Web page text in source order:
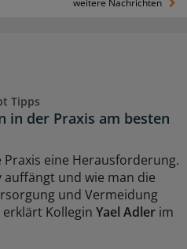
weitere Nachrichten
Tipps
in der Praxis am besten
eine Herausforderung.
und wie man die
und Vermeidung
Kollegin Yael Adler im